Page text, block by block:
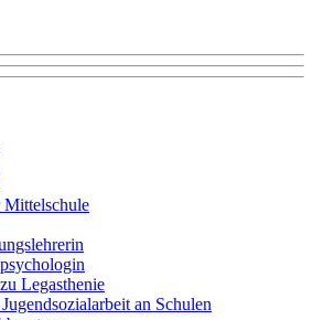
Mittelschule
Legasthenie
an Schulen